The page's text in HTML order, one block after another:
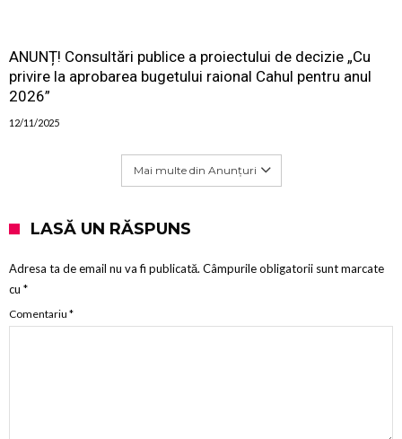
ANUNȚ! Consultări publice a proiectului de decizie „Cu
privire la aprobarea bugetului raional Cahul pentru anul
2026”
12/11/2025
Mai multe din Anunțuri
LASĂ UN RĂSPUNS
Adresa ta de email nu va fi publicată. Câmpurile obligatorii sunt marcate
cu *
Comentariu *